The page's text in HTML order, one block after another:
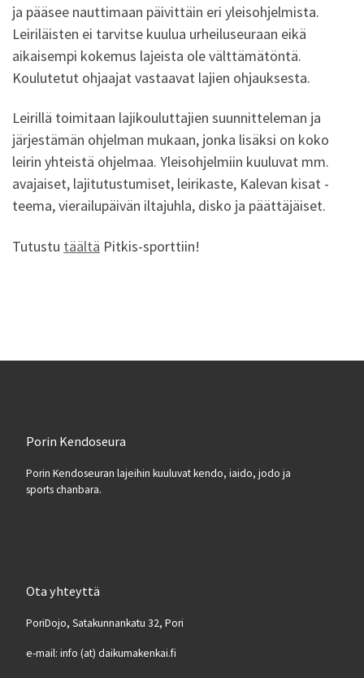
ja pääsee nauttimaan päivittäin eri yleisohjelmista.
Leiriläisten ei tarvitse kuulua urheiluseuraan eikä
aikaisempi kokemus lajeista ole välttämätöntä.
Koulutetut ohjaajat vastaavat lajien ohjauksesta.
Leirillä toimitaan lajikouluttajien suunnitteleman ja
järjestämän ohjelman mukaan, jonka lisäksi on koko
leirin yhteistä ohjelmaa. Yleisohjelmiin kuuluvat mm.
avajaiset, lajitutustumiset, leirikaste, Kalevan kisat -
teema, vierailupäivän iltajuhla, disko ja päättäjäiset.
Tutustu täältä Pitkis-sporttiin!
Porin Kendoseura
Porin Kendoseuran lajeihin kuuluvat kendo, iaido, jodo ja
sports chanbara.
Ota yhteyttä
PoriDojo, Satakunnankatu 32, Pori
e-mail: info (at) daikumakenkai.fi